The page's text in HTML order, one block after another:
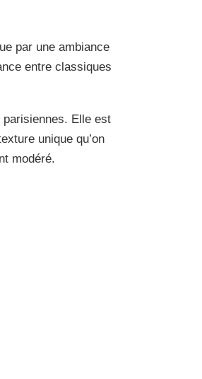
par une ambiance
entre classiques
Elle est
unique qu’on
modéré.